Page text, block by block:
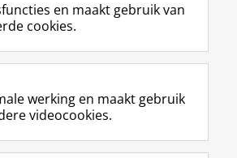
RUG
F
a
e
b
o
L
i
k
e
I
R
S
-
f
e
I
n
t
r
Y
o
T
e
en maakt gebruik van
cookies.
werking en maakt gebruik
videocookies.